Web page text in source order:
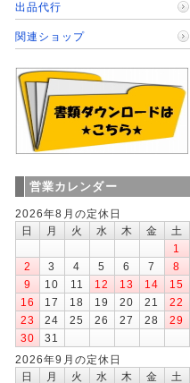
出品代行
関連ショップ
営業カレンダー
2026年8月の定休日
日
月 火 水 木 金
土
1
2
3 4 5 6 7
8
9
10 11 12 13 14
15
16
17 18 19 20 21
22
23
24 25 26 27 28
29
30
31
2026年9月の定休日
日
月 火 水 木 金
土